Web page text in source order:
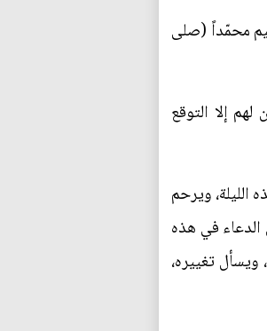
محمّداً (صلى
إلا التوقع
الليلة، ويرحم
الدعاء في هذه
تغييره،